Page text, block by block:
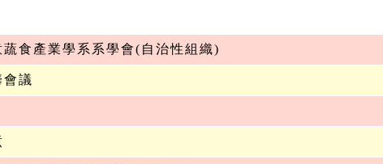
蔬食產業學系系學會(自治性組織)
議